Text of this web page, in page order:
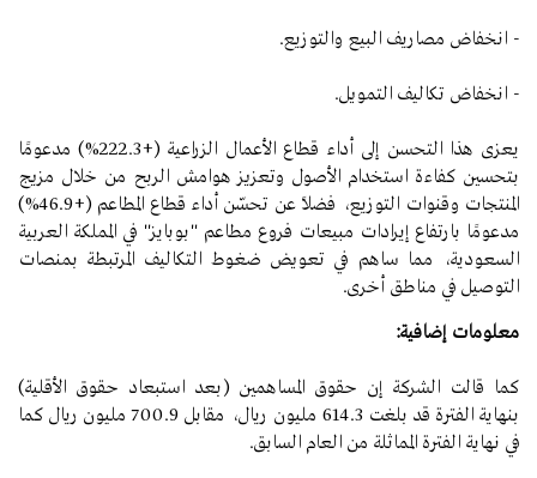
- انخفاض مصاريف البيع والتوزيع.
- انخفاض تكاليف التمويل.
يعزى هذا التحسن إلى أداء قطاع الأعمال الزراعية (+222.3%) مدعومًا
بتحسين كفاءة استخدام الأصول وتعزيز هوامش الربح من خلال مزيج
المنتجات وقنوات التوزيع، فضلاً عن تحسّن أداء قطاع المطاعم (+46.9%)
مدعومًا بارتفاع إيرادات مبيعات فروع مطاعم "بوبايز" في المملكة العربية
السعودية، مما ساهم في تعويض ضغوط التكاليف المرتبطة بمنصات
التوصيل في مناطق أخرى.
معلومات إضافية:
كما قالت الشركة إن حقوق المساهمين (بعد استبعاد حقوق الأقلية)
بنهاية الفترة قد بلغت 614.3 مليون ريال، مقابل 700.9 مليون ريال كما
في نهاية الفترة المماثلة من العام السابق.